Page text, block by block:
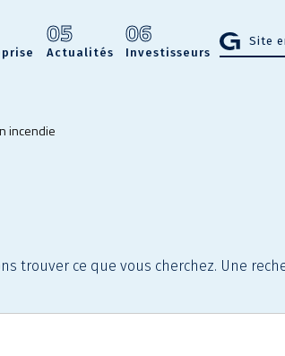
05
Actualités
06
Investisseurs
Site
incendie
trouver ce que vous cherchez. Une